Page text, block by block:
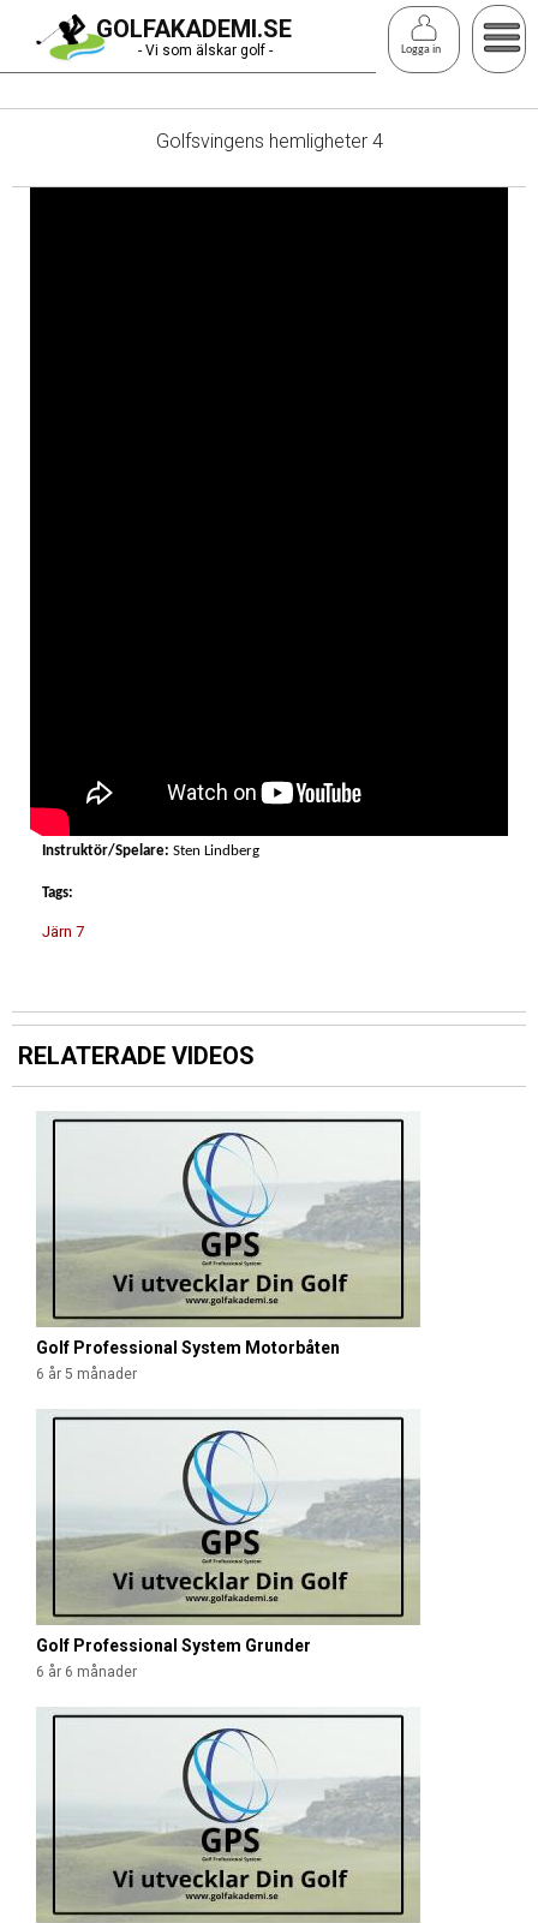
Hoppa
till
huvudinnehåll
Logga in
GOLFAKADEMI.SE
- Vi som älskar golf -
Golfsvingens hemligheter 4
Instruktör/Spelare: Sten Lindberg
Tags:
Järn 7
RELATERADE VIDEOS
Golf Professional System Motorbåten
6 år 5 månader
Golf Professional System Grunder
6 år 6 månader